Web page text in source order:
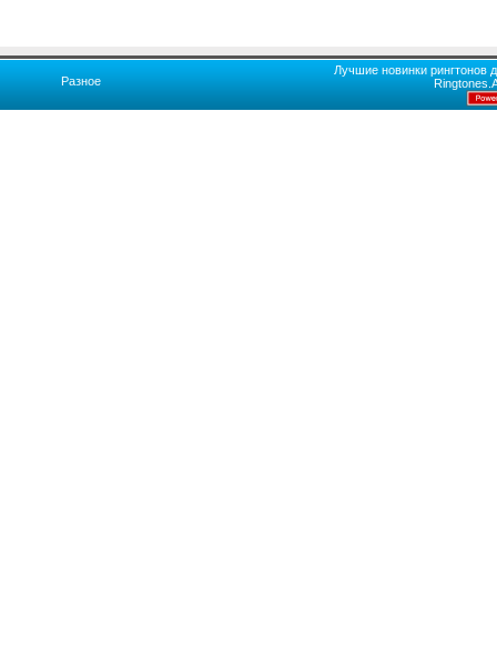
Разное
Лучшие новинки рингтонов